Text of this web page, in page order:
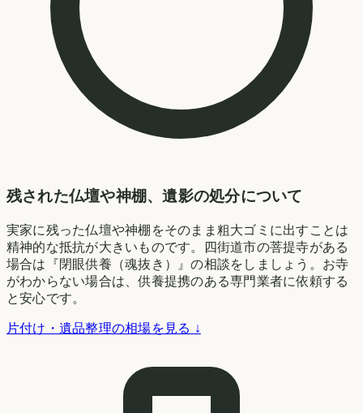
残された仏壇や神棚、遺影の処分について
実家に残った仏壇や神棚をそのまま粗大ゴミに出すことは
精神的な抵抗が大きいものです。四街道市の菩提寺がある
場合は『閉眼供養（魂抜き）』の相談をしましょう。お寺
がわからない場合は、供養提携のある専門業者に依頼する
と安心です。
片付け・遺品整理の相場を見る ↓